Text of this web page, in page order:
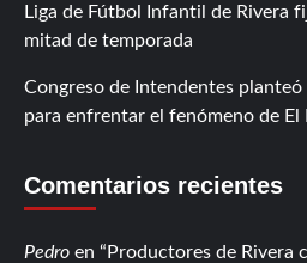
Liga de Fútbol Infantil de Rivera
mitad de temporada
Congreso de Intendentes
para enfrentar el fenómeno de El
Comentarios recientes
Pedro en
Productores de Rivera